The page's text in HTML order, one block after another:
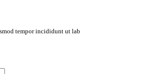
tempor incididunt ut lab